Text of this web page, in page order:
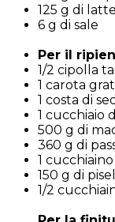
125 g di latte
6 g di sale
Per il
1/2 cipolla
1 carota
1 costa di
1 cucchiaio
500 g di
360 g di
1
150 g di
1/2